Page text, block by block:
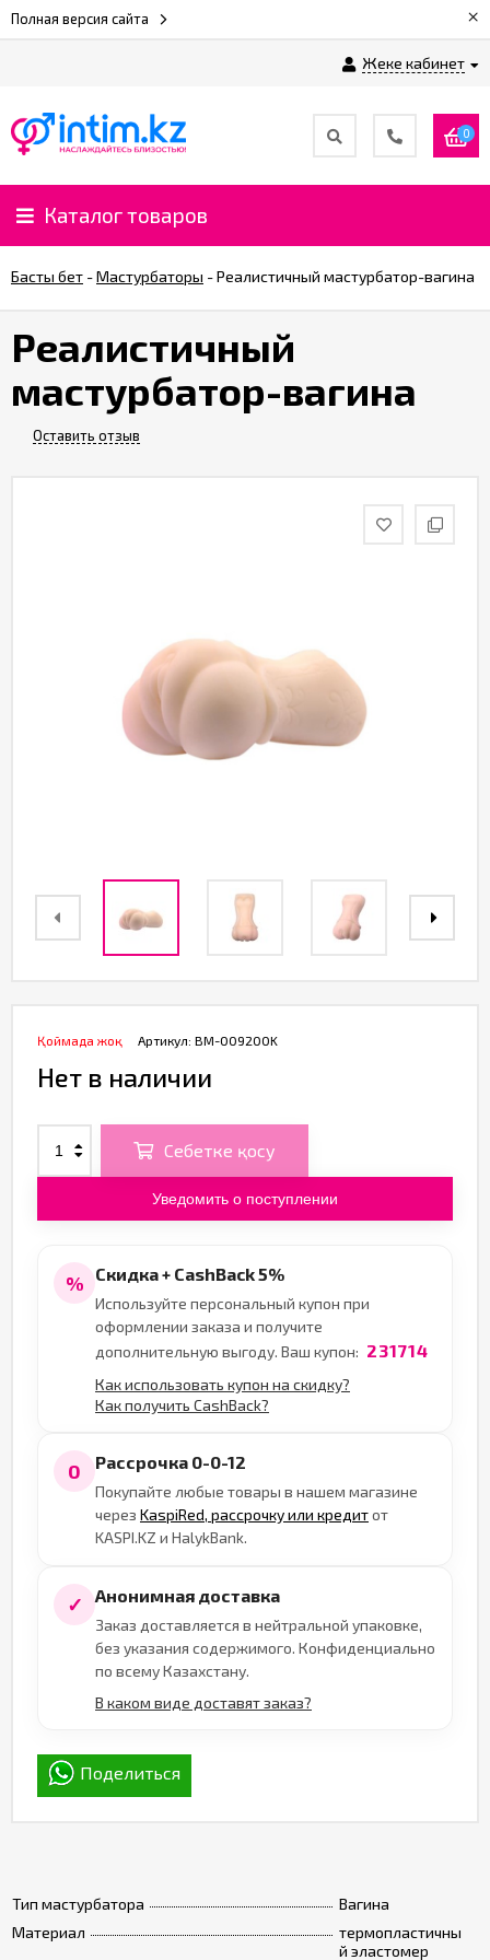
Полная версия сайта ×
Жеке кабинет
0
Каталог товаров
Басты бет -Мастурбаторы -Реалистичный мастурбатор-вагина
Реалистичный
мастурбатор-вагина
Оставить отзыв
Тип мастурбатора
Вагина
Материал
термопластичны
й эластомер
Артикул: BM-009200K
Қоймада жоқ
Нет в наличии
Себетке қосу
Уведомить о поступлении
% Скидка + CashBack 5%
Используйте персональный купон при
оформлении заказа и получите
дополнительную выгоду. Ваш купон: 231714
Как использовать купон на скидку?
Как получить CashBack?
0 Рассрочка 0-0-12
Покупайте любые товары в нашем магазине
через KaspiRed, рассрочку или кредитот
KASPI.KZ и HalykBank.
✓ Анонимная доставка
Заказ доставляется в нейтральной упаковке,
без указания содержимого. Конфиденциально
по всему Казахстану.
В каком виде доставят заказ?
Поделиться